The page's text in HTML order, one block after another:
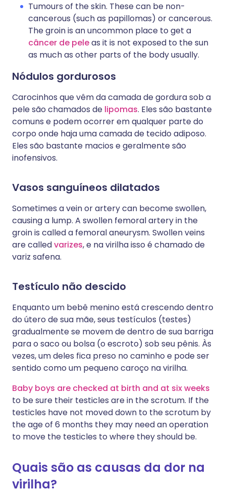
Tumours of the skin. These can be non-
cancerous (such as papillomas) or cancerous.
The groin is an uncommon place to get a
câncer de peleas it is not exposed to the sun
as much as other parts of the body usually.
Nódulos gordurosos
Carocinhos que vêm da camada de gordura sob a
pele são chamados de lipomas. Eles são bastante
comuns e podem ocorrer em qualquer parte do
corpo onde haja uma camada de tecido adiposo.
Eles são bastante macios e geralmente são
inofensivos.
Vasos sanguíneos dilatados
Sometimes a vein or artery can become swollen,
causing a lump. A swollen femoral artery in the
groin is called a femoral aneurysm. Swollen veins
are calledvarizes, e na virilha isso é chamado de
variz safena.
Testículo não descido
Enquanto um bebê menino está crescendo dentro
do útero de sua mãe, seus testículos (testes)
gradualmente se movem de dentro de sua barriga
para o saco ou bolsa (o escroto) sob seu pênis. Às
vezes, um deles fica preso no caminho e pode ser
sentido como um pequeno caroço na virilha.
Baby boys are checked at birth and at six weeks
to be sure their testicles are in the scrotum. If the
testicles have not moved down to the scrotum by
the age of 6 months they may need an operation
to move the testicles to where they should be.
Quais são as causas da dor na
virilha?